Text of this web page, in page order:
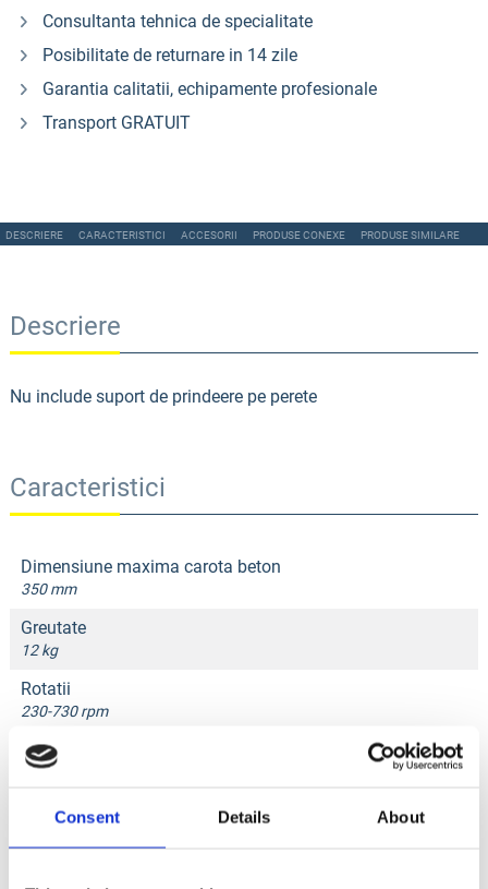
Consent Details About
Consultanta tehnica de specialitate
Posibilitate de returnare in 14 zile
Garantia calitatii, echipamente profesionale
Transport GRATUIT
DESCRIERE CARACTERISTICI ACCESORII PRODUSE CONEXE PRODUSE SIMILARE
Descriere
Nu include suport de prindeere pe perete
Caracteristici
Dimensiune maxima carota beton
350 mm
Greutate
12 kg
Rotatii
230-730 rpm
Accesorii produse